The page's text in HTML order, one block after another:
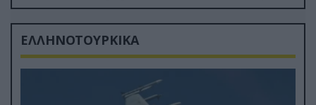
δισ.δολάρια το κόστος
ΕΛΛΗΝΟΤΟΥΡΚΙΚΑ